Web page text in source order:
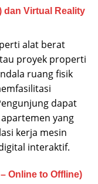
dan Virtual Reality
alat berat
proyek properti
ruang fisik
dapat
yang
kerja mesin
interaktif.
Online to Offline)